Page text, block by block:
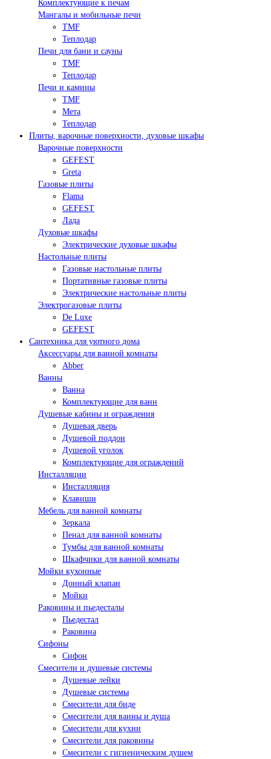
Комплектующие к печам
Мангалы и мобильные печи
TMF
Теплодар
Печи для бани и сауны
TMF
Теплодар
Печи и камины
TMF
Мета
Теплодар
Плиты, варочные поверхности, духовые шкафы
Варочные поверхности
GEFEST
Greta
Газовые плиты
Flama
GEFEST
Лада
Духовые шкафы
Электрические духовые шкафы
Настольные плиты
Газовые настольные плиты
Портативные газовые плиты
Электрические настольные плиты
Электрогазовые плиты
De Luxe
GEFEST
Сантехника для уютного дома
Аксессуары для ванной комнаты
Abber
Ванны
Ванна
Комплектующие для ванн
Душевые кабины и ограждения
Душевая дверь
Душевой поддон
Душевой уголок
Комплектующие для ограждений
Инсталляции
Инсталляция
Клавиши
Мебель для ванной комнаты
Зеркала
Пенал для ванной комнаты
Тумбы для ванной комнаты
Шкафчики для ванной комнаты
Мойки кухонные
Донный клапан
Мойки
Раковины и пьедесталы
Пьедестал
Раковина
Сифоны
Сифон
Смесители и душевые системы
Душевые лейки
Душевые системы
Смесители для биде
Смесители для ванны и душа
Смесители для кухни
Смесители для раковины
Смесители с гигиеническим душем